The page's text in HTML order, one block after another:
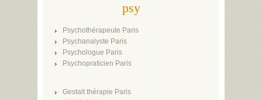
psy
Psychothérapeute Paris
Psychanalyste Paris
Psychologue Paris
Psychopraticien Paris
Gestalt thérapie Paris